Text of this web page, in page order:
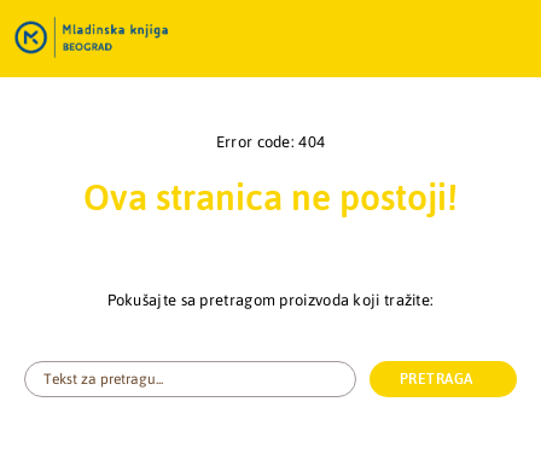
Error code: 404
Ova stranica ne postoji!
Pokušajte sa pretragom proizvoda koji tražite:
PRETRAGA